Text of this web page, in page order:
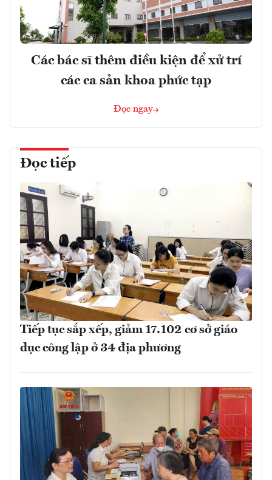
Các bác sĩ thêm điều kiện để xử trí
các ca sản khoa phức tạp
Đọc ngay
Đọc tiếp
Tiếp tục sắp xếp, giảm 17.102 cơ sở giáo
dục công lập ở 34 địa phương